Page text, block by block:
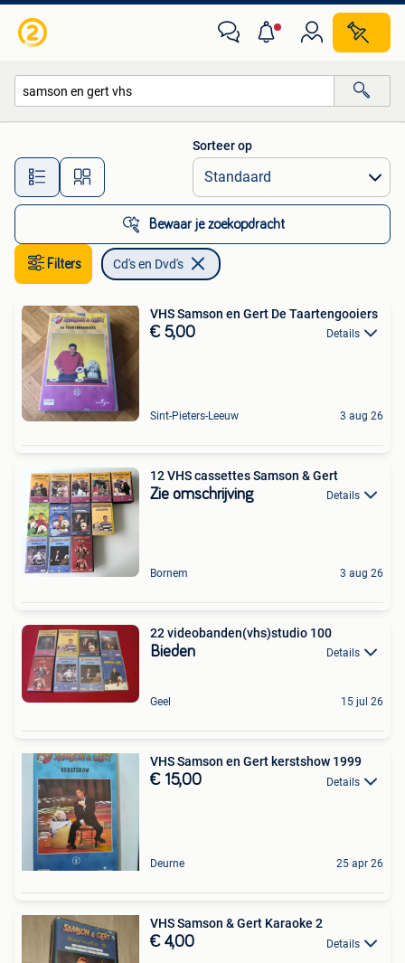
Alle afstanden…
Sorteer op
Bewaar je zoekopdracht
Filters Cd's en Dvd's
VHS Samson en Gert De Taartengooiers
€ 5,00 Details
Sint-Pieters-Leeuw 3 aug 26
12 VHS cassettes Samson & Gert
Zie omschrijving Details
Bornem 3 aug 26
22 videobanden(vhs)studio 100
Bieden Details
Geel 15 jul 26
VHS Samson en Gert kerstshow 1999
€ 15,00 Details
Deurne 25 apr 26
VHS Samson & Gert Karaoke 2
€ 4,00 Details